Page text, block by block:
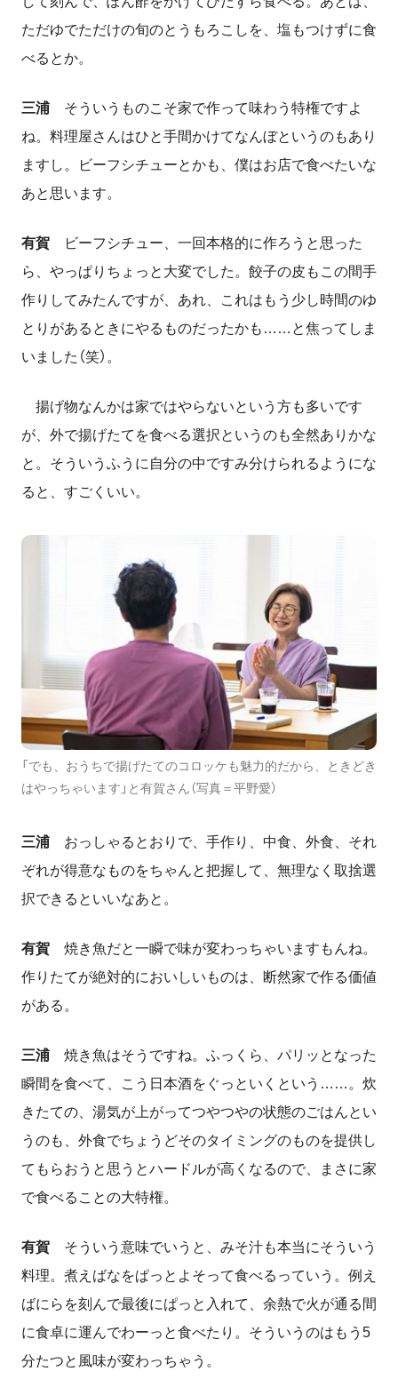
ただゆでただけの旬のとうもろこしを、塩もつけずに食
べるとか。
三浦 そういうものこそ家で作って味わう特権ですよ
ね。料理屋さんはひと手間かけてなんぼというのもあり
ますし。ビーフシチューとかも、僕はお店で食べたいな
あと思います。
有賀 ビーフシチュー、 一回本格的に作ろうと思った
ら、やっぱりちょっと大変でした。餃子の皮もこの間手
作りしてみたんですが、あれ、これはもう少し時間のゆ
とりがあるときにやるものだったかも……と焦ってしま
いました（笑）。
揚げ物なんかは家ではやらないという方も多いです
が、外で揚げたてを食べる選択というのも全然ありかな
と。そういうふうに自分の中ですみ分けられるようにな
ると、すごくいい。
「でも、おうちで揚げたてのコロッケも魅力的だから、ときどき
はやっちゃいます」と有賀さん（写真＝平野愛）
三浦 おっしゃるとおりで、手作り、中食、外食、それ
ぞれが得意なものをちゃんと把握して、無理なく取捨選
択できるといいなあと。
有賀 焼き魚だと一瞬で味が変わっちゃいますもんね。
作りたてが絶対的においしいものは、断然家で作る価値
がある。
三浦 焼き魚はそうですね。ふっくら、パリッとなった
瞬間を食べて、こう日本酒をぐっといくという……。炊
きたての、湯気が上がってつやつやの状態のごはんとい
うのも、外食でちょうどそのタイミングのものを提供し
てもらおうと思うとハードルが高くなるので、まさに家
で食べることの大特権。
有賀 そういう意味でいうと、みそ汁も本当にそういう
料理。煮えばなをぱっとよそって食べるっていう。例え
ばにらを刻んで最後にぱっと入れて、余熱で火が通る間
に食卓に運んでわーっと食べたり。そういうのはもう 5
分たつと風味が変わっちゃう。